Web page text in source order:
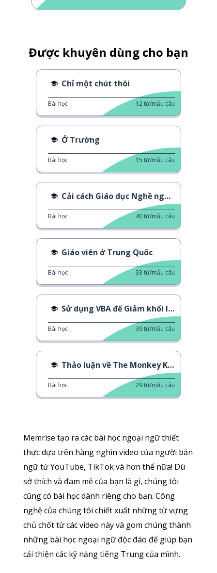
Memrise tạo ra các bài học ngoại ngữ thiết
thực dựa trên hàng nghìn video của người bản
ngữ từ YouTube, TikTok và hơn thế nữa! Dù
sở thích và đam mê của bạn là gì, chúng tôi
cũng có bài học dành riêng cho bạn. Công
nghệ của chúng tôi chiết xuất những từ vựng
chủ chốt từ các video này và gom chúng thành
những bài học ngoại ngữ độc đáo để giúp bạn
cải thiện các kỹ năng tiếng Trung của mình.
Được khuyên dùng cho bạn
Chỉ một chút thôi
Bài học 12từ/mẫu câu
Ở Trường
Bài học 15 từ/mẫu câu
Cải cách Giáo dục Nghề nghiệp
Bài học 40từ/mẫu câu
Giáo viên ở Trung Quốc
Bài học 33 từ/mẫu câu
Sử dụng VBA để Giảm khối lượng công việc
Bài học 39từ/mẫu câu
Thảo luận về The Monkey King
Bài học 29từ/mẫu câu